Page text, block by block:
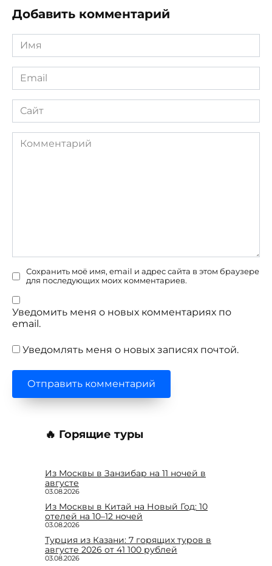
Добавить комментарий
Имя
Email
Сайт
Комментарий
Сохранить моё имя, email и адрес сайта в этом браузере
для последующих моих комментариев.
Уведомить меня о новых комментариях по
email.
Уведомлять меня о новых записях почтой.
🔥 Горящие туры
Из Москвы в Занзибар на 11 ночей в
августе
03.08.2026
Из Москвы в Китай на Новый Год: 10
отелей на 10–12 ночей
03.08.2026
Турция из Казани: 7 горящих туров в
августе 2026 от 41 100 рублей
03.08.2026